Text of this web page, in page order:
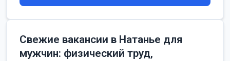
Свежие вакансии в Натанье для
мужчин: физический труд,